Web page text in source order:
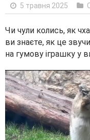
5 травня 2025
Чи чули колись, як
ви знаєте, як це
на гумову іграшку у
V
i
d
e
o
P